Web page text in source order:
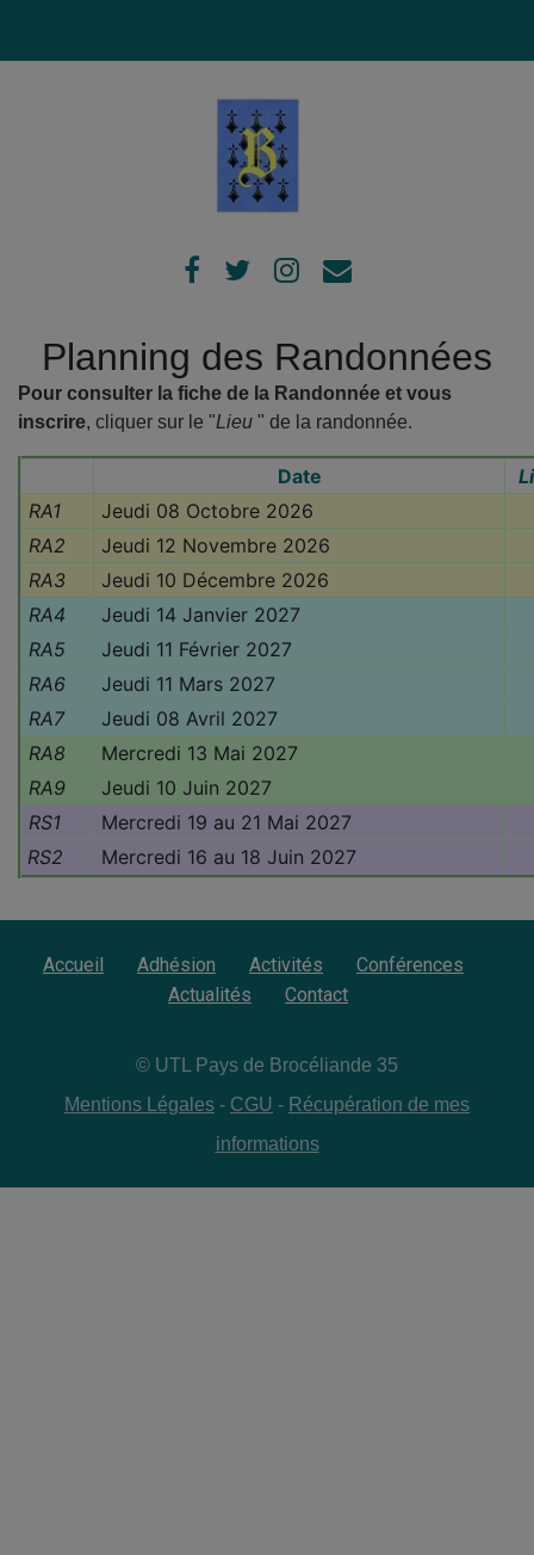
Planning des Randonnées
Pour consulter la fiche de la Randonnée et vous
inscrire, cliquer sur le "Lieu " de la randonnée.
Date
RA1
Jeudi 08 Octobre 2026
RA2
Jeudi 12 Novembre 2026
RA3
Jeudi 10 Décembre 2026
RA4
Jeudi 14 Janvier 2027
RA5
Jeudi 11 Février 2027
RA6
Jeudi 11 Mars 2027
RA7
Jeudi 08 Avril 2027
RA8
Mercredi 13 Mai 2027
RA9
Jeudi 10 Juin 2027
RS1
Mercredi 19 au 21 Mai 2027
RS2
Mercredi 16 au 18 Juin 2027
Accueil Adhésion Activités
Conférences
Actualités
Contact
© UTL Pays de Brocéliande 35
Mentions Légales - CGU - Récupération de mes
informations